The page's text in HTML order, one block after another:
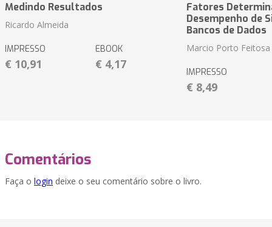
Medindo Resultados
Ricardo Almeida
IMPRESSO
€ 10,91
EBOOK
€ 4,17
Fatores
Desempenho de
Bancos de Dados
Marcio Porto Feitosa
IMPRESSO
€ 8,49
Comentários
Faça o login deixe o seu comentário sobre o livro.